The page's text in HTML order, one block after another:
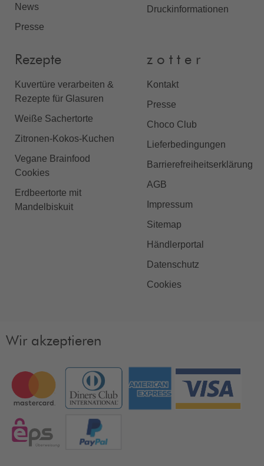
News
Presse
Druckinformationen
Rezepte
Kuvertüre verarbeiten &
Rezepte für Glasuren
Weiße Sachertorte
Zitronen-Kokos-Kuchen
Vegane Brainfood
Cookies
Erdbeertorte mit
Mandelbiskuit
z o t t e r
Kontakt
Presse
Choco Club
Lieferbedingungen
Barrierefreiheitserklärung
AGB
Impressum
Sitemap
Händlerportal
Datenschutz
Cookies
Wir akzeptieren